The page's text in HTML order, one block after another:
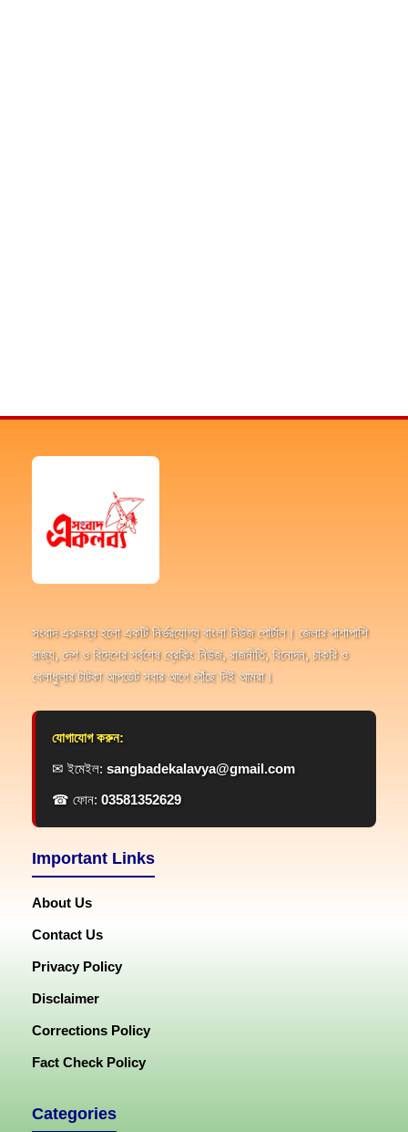
সংবাদ একলব্য হলো একটি নির্ভরযোগ্য বাংলা নিউজ পোর্টাল। জেলার পাশাপাশি
রাজ্য, দেশ ও বিদেশের সর্বশেষ ব্রেকিং নিউজ, রাজনীতি, বিনোদন, চাকরি ও
খেলাধুলার টাটকা আপডেট সবার আগে পৌঁছে দিই আমরা।
যোগাযোগ করুন:
✉ ইমেইল: sangbadekalavya@gmail.com
☎ ফোন: 03581352629
Important Links
About Us
Contact Us
Privacy Policy
Disclaimer
Corrections Policy
Fact Check Policy
Categories